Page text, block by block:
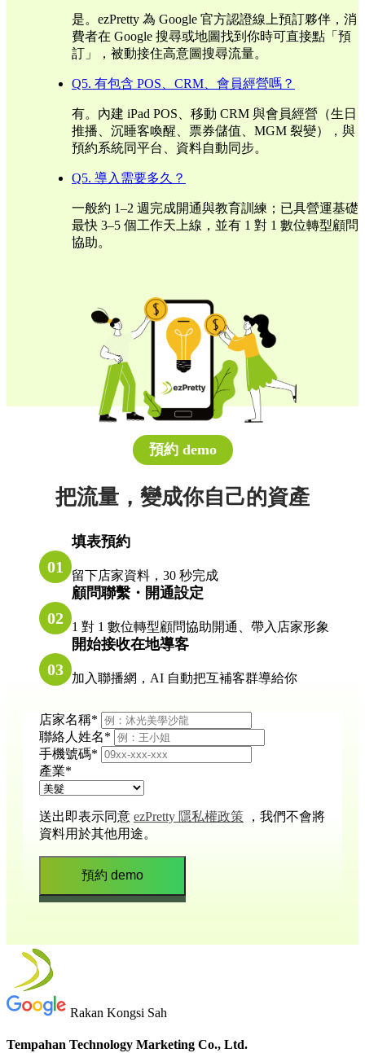
是。ezPretty 為 Google 官方認證線上預訂夥伴，消
費者在 Google 搜尋或地圖找到你時可直接點「預
訂」，被動接住高意圖搜尋流量。
Q5. 有包含 POS、CRM、會員經營嗎？
有。內建 iPad POS、移動 CRM 與會員經營（生日
推播、沉睡客喚醒、票券儲值、MGM 裂變），與
預約系統同平台、資料自動同步。
Q5. 導入需要多久？
一般約 1–2 週完成開通與教育訓練；已具營運基礎
最快 3–5 個工作天上線，並有 1 對 1 數位轉型顧問
協助。
預約 demo
把流量，變成你自己的資產
01
填表預約
留下店家資料，30 秒完成
02
顧問聯繫・開通設定
1 對 1 數位轉型顧問協助開通、帶入店家形象
03
開始接收在地導客
加入聯播網，AI 自動把互補客群導給你
店家名稱*
聯絡人姓名*
手機號碼*
產業*
送出即表示同意 ezPretty 隱私權政策 ，我們不會將
資料用於其他用途。
預約 demo
Rakan Kongsi Sah
Tempahan Technology Marketing Co., Ltd.